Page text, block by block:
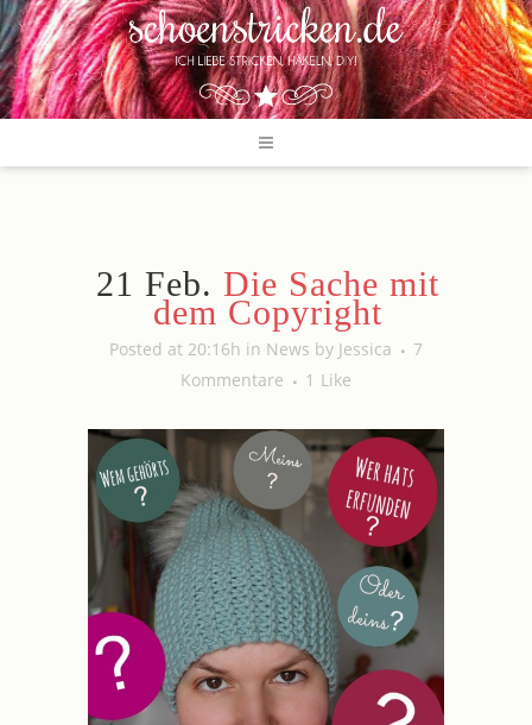
21 Feb. Die Sache mit
dem Copyright
Posted at 20:16h in News by Jessica
7
Kommentare
1 Like